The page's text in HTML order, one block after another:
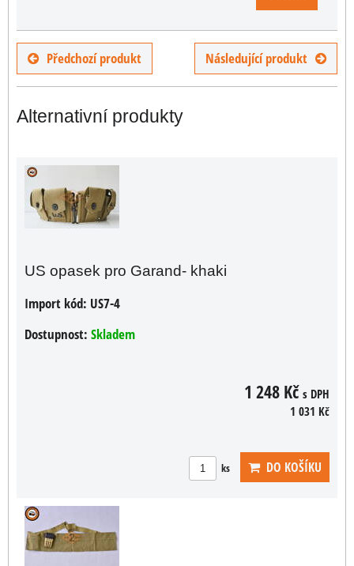
Předchozí produkt Následující produkt
Alternativní produkty
US opasek pro Garand- khaki
Import kód: US7-4
Dostupnost: Skladem
1 248 Kč s DPH
1 031 Kč
ks DO KOŠÍKU